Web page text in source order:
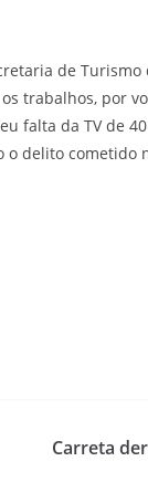
de Turismo
trabalhos, por
falta da TV de
delito cometido
Carreta